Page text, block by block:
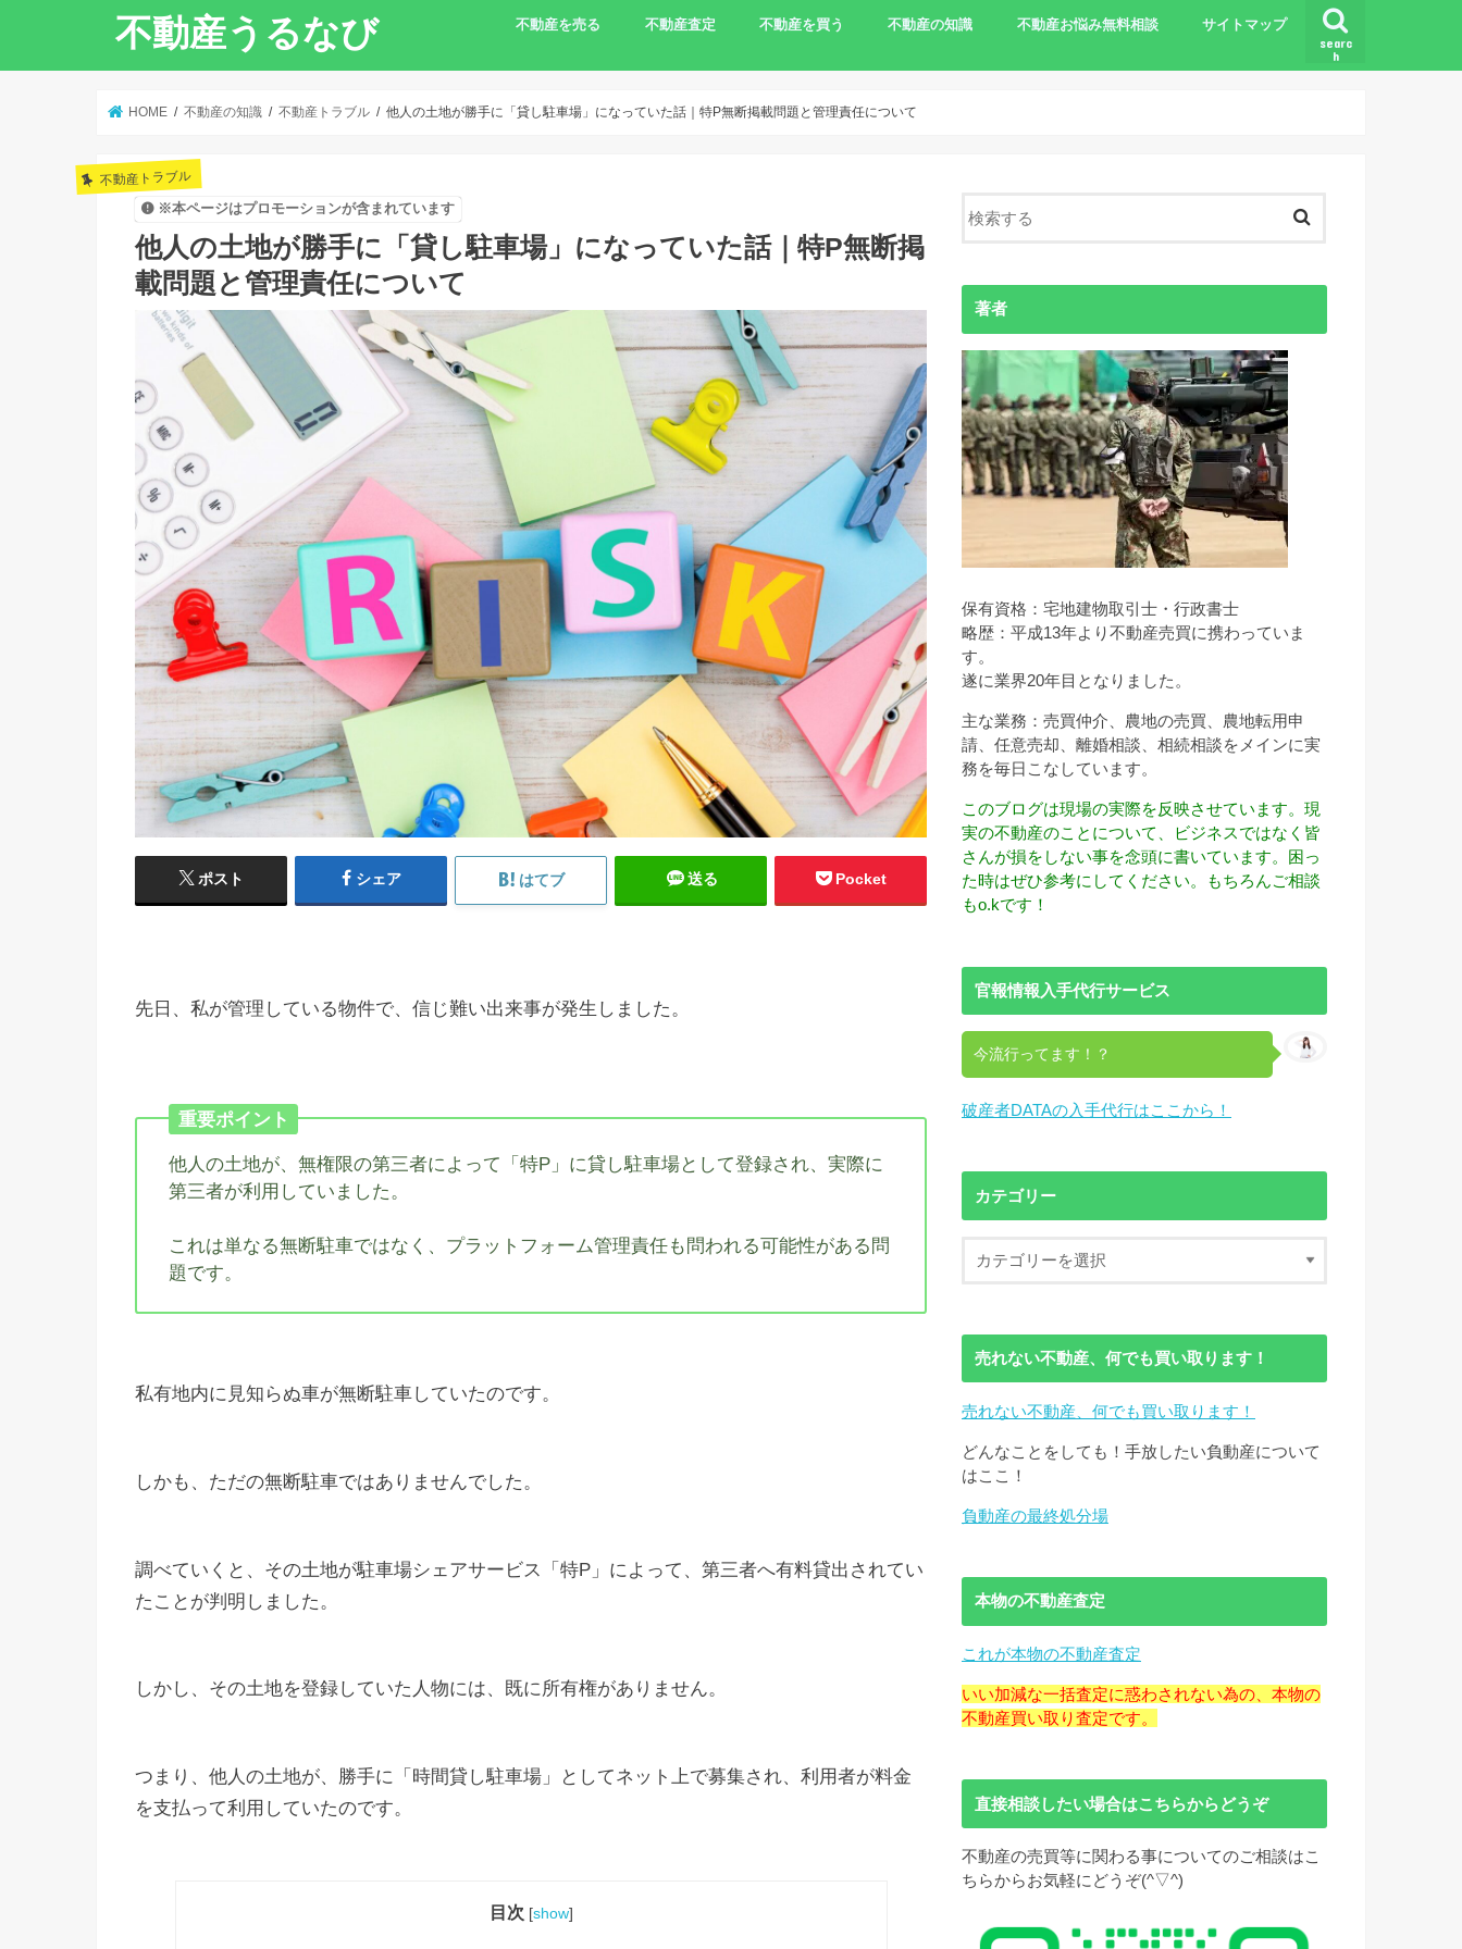
不動産うるなび
searc
h
不動産を売る
家を売りたい
相続で売る
離婚で家を売る
住宅ローンの支払いで売る
土地を売りたい
農地の売却
負動産
不動産査定
一括査定サイト
不動産を買う
農地を買う
不動産の知識
不動産売却の基礎知識
不動産お悩み無料相談 サイトマップ
HOME 不動産の知識 不動産トラブル 他人の土地が勝手に「貸し駐車場」になっていた話｜特P無断掲載問題と管理責任について
不動産トラブル
※本ページはプロモーションが含まれています
他人の土地が勝手に「貸し駐車場」になっていた話｜特P無断掲
載問題と管理責任について
ポスト シェア はてブ 送る Pocket
先日、私が管理している物件で、信じ難い出来事が発生しました。
重要ポイント
他人の土地が、無権限の第三者によって「特P」に貸し駐車場として登録され、実際に
第三者が利用していました。
これは単なる無断駐車ではなく、プラットフォーム管理責任も問われる可能性がある問
題です。
私有地内に見知らぬ車が無断駐車していたのです。
しかも、ただの無断駐車ではありませんでした。
調べていくと、その土地が駐車場シェアサービス「特P」によって、第三者へ有料貸出されてい
たことが判明しました。
しかし、その土地を登録していた人物には、既に所有権がありません。
つまり、他人の土地が、勝手に「時間貸し駐車場」としてネット上で募集され、利用者が料金
を支払って利用していたのです。
目次 [show]
著者
保有資格：宅地建物取引士・行政書士
略歴：平成13年より不動産売買に携わっていま
す。
遂に業界20年目となりました。
主な業務：売買仲介、農地の売買、農地転用申
請、任意売却、離婚相談、相続相談をメインに実
務を毎日こなしています。
このブログは現場の実際を反映させています。現
実の不動産のことについて、ビジネスではなく皆
さんが損をしない事を念頭に書いています。困っ
た時はぜひ参考にしてください。もちろんご相談
もo.kです！
官報情報入手代行サービス
今流行ってます！？
破産者DATAの入手代行はここから！
カテゴリー
売れない不動産、何でも買い取ります！
売れない不動産、何でも買い取ります！
どんなことをしても！手放したい負動産について
はここ！
負動産の最終処分場
本物の不動産査定
これが本物の不動産査定
いい加減な一括査定に惑わされない為の、本物の
不動産買い取り査定です。
直接相談したい場合はこちらからどうぞ
不動産の売買等に関わる事についてのご相談はこ
ちらからお気軽にどうぞ(^▽^)